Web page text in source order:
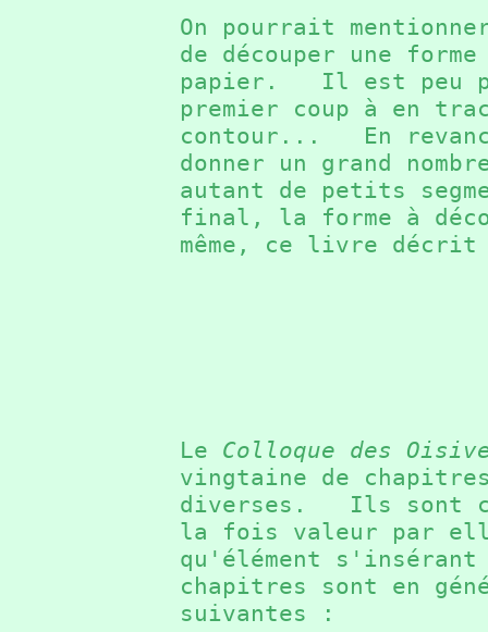
On pourrait
de découper une forme
papier. Il est peu
premier coup à en
contour... En
donner un grand
autant de petits
final, la forme à
même, ce livre
Le Colloque des
vingtaine de
diverses. Ils sont
la fois valeur par
qu'élément
chapitres sont en
suivantes :